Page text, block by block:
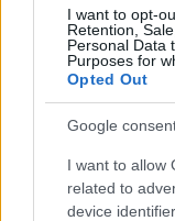
I want to opt-
Retention,
Personal Data
Purposes for
Opted Out
Google
I want to allow
related to
device
Guía definitiva para
Diego Martín · 5 Jul 2026
HOW TO